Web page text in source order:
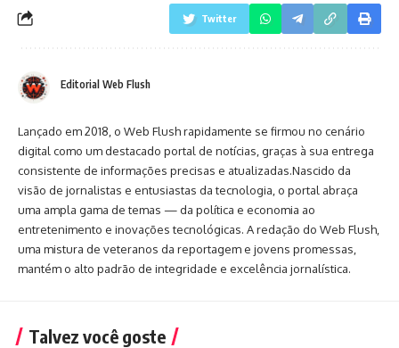
Twitter
Editorial Web Flush
Lançado em 2018, o Web Flush rapidamente se firmou no cenário
digital como um destacado portal de notícias, graças à sua entrega
consistente de informações precisas e atualizadas.Nascido da
visão de jornalistas e entusiastas da tecnologia, o portal abraça
uma ampla gama de temas — da política e economia ao
entretenimento e inovações tecnológicas. A redação do Web Flush,
uma mistura de veteranos da reportagem e jovens promessas,
mantém o alto padrão de integridade e excelência jornalística.
Talvez você goste